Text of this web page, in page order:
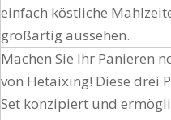
einfach köstliche
großartig aussehen.
Machen Sie Ihr Panieren
von Hetaixing! Diese drei
Set konzipiert und